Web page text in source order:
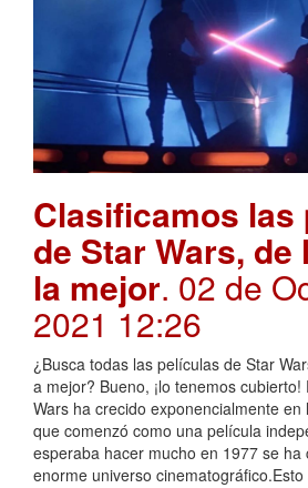
Clasificamos las
de Star Wars, de
la mejor. 02 de
2021 12:26
¿Busca todas las películas de Star
a mejor? Bueno, ¡lo tenemos
Wars ha crecido exponencialmente en
que comenzó como una película
esperaba hacer mucho en 1977 se ha
enorme universo